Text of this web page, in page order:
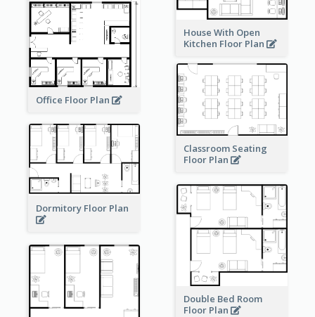
House With Open
Kitchen Floor Plan
Office Floor Plan
Classroom Seating
Floor Plan
Dormitory Floor Plan
Double Bed Room
Floor Plan